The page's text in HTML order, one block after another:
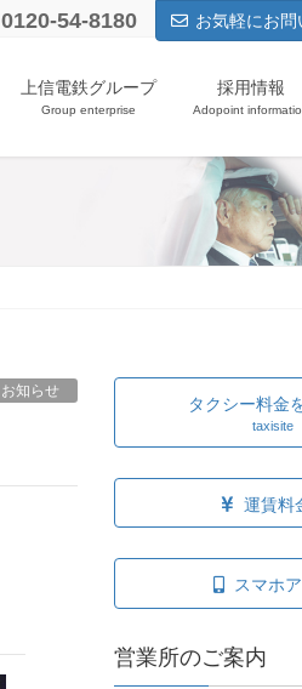
0120-54-8180 お気軽にお
上信電鉄グループ
Group enterprise
採用情報
Adopoint
お知らせ
タクシー料金
taxisite
運賃料
スマホ
営業所のご案内